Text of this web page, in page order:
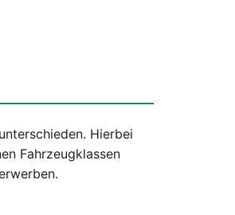
Hierbei
Fahrzeugklassen